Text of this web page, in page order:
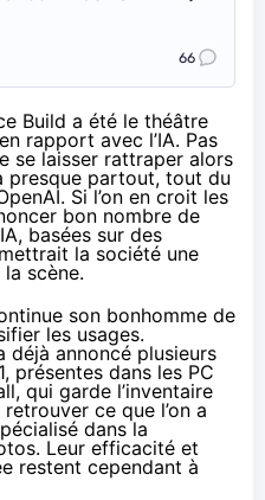
66
Build a été le théâtre
rapport avec l’IA. Pas
se laisser rattraper alors
presque partout, tout du
Si l’on en croit les
bon nombre de
basées sur des
la société une
scène.
son bonhomme de
les usages.
déjà annoncé plusieurs
présentes dans les PC
qui garde l’inventaire
ce que l’on a
dans la
Leur efficacité et
restent cependant à